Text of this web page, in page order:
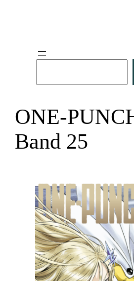
e
ONE-
Band 25